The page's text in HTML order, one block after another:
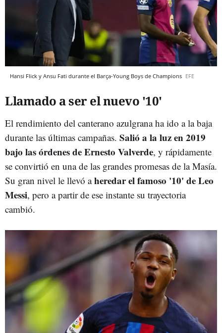
Hansi Flick y Ansu Fati durante el Barça-Young Boys de Champions EFE
Llamado a ser el nuevo '10'
El rendimiento del canterano azulgrana ha ido a la baja
durante las últimas campañas. Salió a la luz en 2019
bajo las órdenes de Ernesto Valverde, y rápidamente
se convirtió en una de las grandes promesas de la Masía.
Su gran nivel le llevó aheredar el famoso '10' de Leo
Messi, pero a partir de ese instante su trayectoria
cambió.